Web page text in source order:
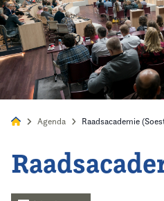
Home
Agenda Raadsacademie